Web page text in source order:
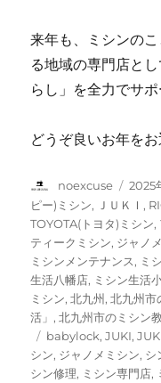
来年も、ミシンの
る地域の専門店と
らし」を全力でサポ
どうぞ良いお年を
投
稿
者
noexcuse
投
稿
日:
2025
ピー)ミシン, ＪＵＫＩ ,
TOYOTA(トヨタ)ミシン,
ティークミシン, ジャノメ
ミシンメンテナンス, ミ
生活八幡店, ミシン生活
ミシン,北九州,北九州市
活」 ,北九州市のミシン
タ
グ
babylock,JUKI,
シン, ジャノメミシン, シ
シン修理, ミシン専門店,